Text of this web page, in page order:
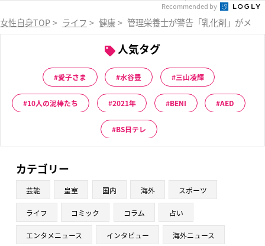
Recommended by
女性自身TOP > ライフ > 健康 > 管理栄養士が警告「乳化剤」がメタ
人気タグ
愛子さま 水谷豊 三山凌輝
10人の泥棒たち 2021年 BENI AED
BS日テレ
カテゴリー
芸能 皇室 国内 海外 スポーツ
ライフ コミック コラム 占い
エンタメニュース インタビュー 海外ニュース